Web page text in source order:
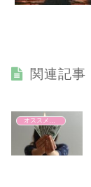
関連記事
オススメの本